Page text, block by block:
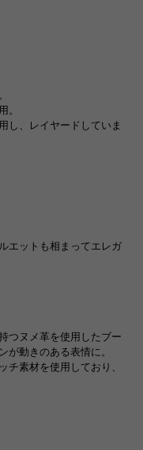
。
し、レイヤードしていま
エットも相まってエレガ
つヌメ革を使用したブー
が動きのある表情に。
チ素材を使用しており、